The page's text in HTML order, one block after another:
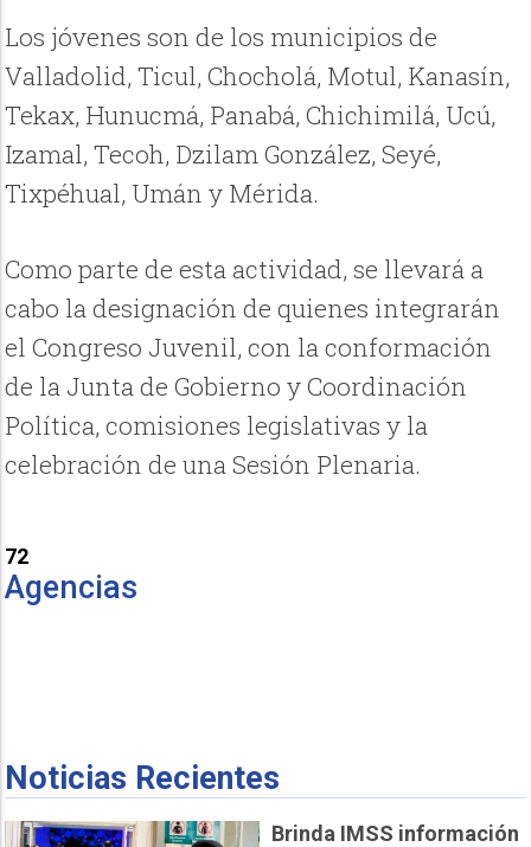
Los jóvenes son de los municipios de
Valladolid, Ticul, Chocholá, Motul, Kanasín,
Tekax, Hunucmá, Panabá, Chichimilá, Ucú,
Izamal, Tecoh, Dzilam González, Seyé,
Tixpéhual, Umán y Mérida.
Como parte de esta actividad, se llevará a
cabo la designación de quienes integrarán
el Congreso Juvenil, con la conformación
de la Junta de Gobierno y Coordinación
Política, comisiones legislativas y la
celebración de una Sesión Plenaria.
72
Agencias
Noticias Recientes
Brinda IMSS información